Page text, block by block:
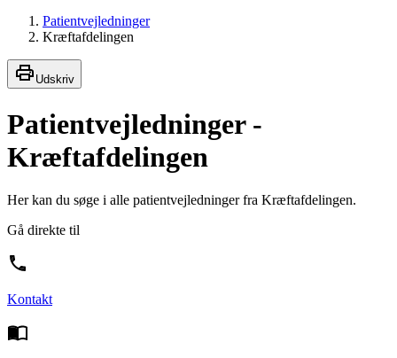
Patientvejledninger
Kræftafdelingen
Udskriv
Patientvejledninger -
Kræftafdelingen
Her kan du søge i alle patientvejledninger fra Kræftafdelingen.
Gå direkte til
Kontakt